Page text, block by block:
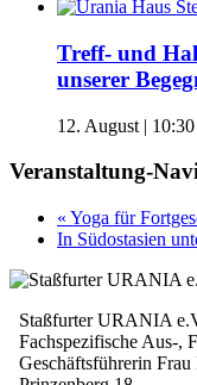
Treff- und
unserer
12. August | 10:30
Veranstaltung-
« Yoga für
In Südostasien
Staßfurter URANIA
Fachspezifische Aus-,
Geschäftsführerin